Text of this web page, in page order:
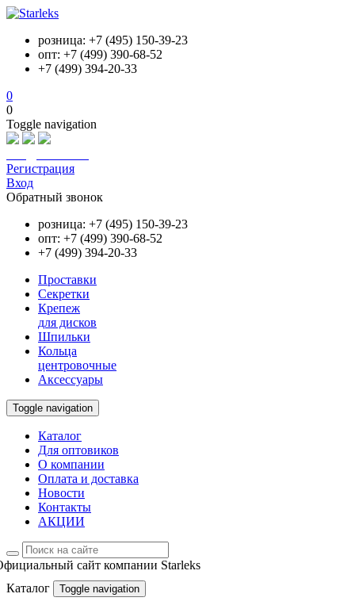
розница: +7 (495) 150-39-23
опт: +7 (499) 390-68-52
+7 (499) 394-20-33
0
0
Toggle navigation
Регистрация
Вход
Обратный звонок
розница: +7 (495) 150-39-23
опт: +7 (499) 390-68-52
+7 (499) 394-20-33
Проставки
Секретки
Крепеж
для дисков
Шпильки
Кольца
центровочные
Аксессуары
Toggle navigation
Каталог
Для оптовиков
О компании
Оплата и доставка
Новости
Контакты
АКЦИИ
сайт компании Starleks
Каталог
Toggle navigation